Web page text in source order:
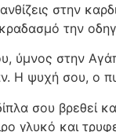
στην
κραδασμό την
ύμνος στην
Η ψυχή σου, ο
σου βρεθεί
γλυκό και